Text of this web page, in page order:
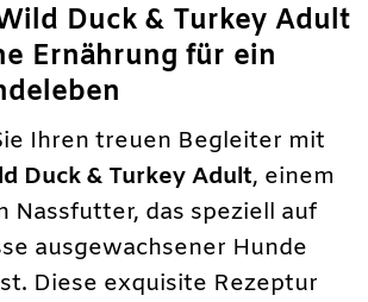
Duck & Turkey Adult
Ernährung für ein
Ihren treuen Begleiter mit
Duck & Turkey Adult, einem
Nassfutter, das speziell auf
ausgewachsener Hunde
Diese exquisite Rezeptur